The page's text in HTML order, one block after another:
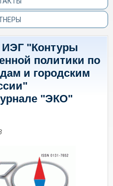
ИЭГ "Контуры
политики по
и городским
"ЭКО"